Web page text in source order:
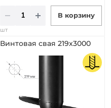
В корзину
шт
Винтовая свая 219х3000